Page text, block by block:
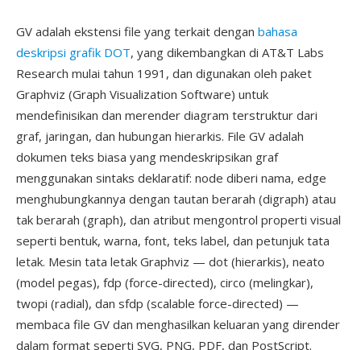
GV adalah ekstensi file yang terkait dengan bahasa
deskripsi grafik DOT, yang dikembangkan di AT&T Labs
Research mulai tahun 1991, dan digunakan oleh paket
Graphviz (Graph Visualization Software) untuk
mendefinisikan dan merender diagram terstruktur dari
graf, jaringan, dan hubungan hierarkis. File GV adalah
dokumen teks biasa yang mendeskripsikan graf
menggunakan sintaks deklaratif: node diberi nama, edge
menghubungkannya dengan tautan berarah (digraph) atau
tak berarah (graph), dan atribut mengontrol properti visual
seperti bentuk, warna, font, teks label, dan petunjuk tata
letak. Mesin tata letak Graphviz — dot (hierarkis), neato
(model pegas), fdp (force-directed), circo (melingkar),
twopi (radial), dan sfdp (scalable force-directed) —
membaca file GV dan menghasilkan keluaran yang dirender
dalam format seperti SVG, PNG, PDF, dan PostScript.